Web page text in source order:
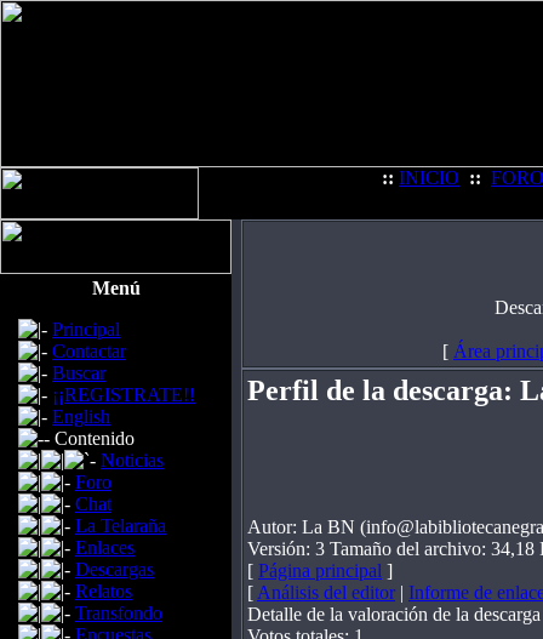
:: INICIO :: FORO
Menú
Principal
Contactar
Buscar
¡¡REGISTRATE!!
English
Contenido
Noticias
Foro
Chat
La Telaraña
Enlaces
Descargas
Relatos
Transfondo
Encuestas
[ Área
Perfil de la descarga:
Autor: La BN
Versión: 3 Tamaño del archivo: 34,18
[ Página principal ]
[ Análisis del editor| Informe de
Detalle de la valoración de la descarga